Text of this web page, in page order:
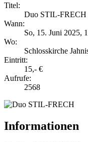
Titel:
Duo STIL-FRECH
Wann:
So, 15. Juni 2025,
Wo:
Schlosskirche
Eintritt:
15,- €
Aufrufe:
2568
Informationen